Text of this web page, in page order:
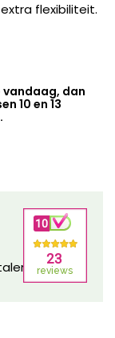
flexibiliteit.
vandaag, dan
10 en 13
mogelijk!